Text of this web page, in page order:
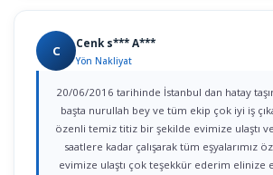
C Cenk s*** A***
Yön Nakliyat
20/06/2016 tarihinde İstanbul dan hatay
başta nurullah bey ve tüm ekip çok iyi iş
özenli temiz titiz bir şekilde evimize ulaştı
saatlere kadar çalışarak tüm eşyalarımız
evimize ulaştı çok teşekkür ederim elinize